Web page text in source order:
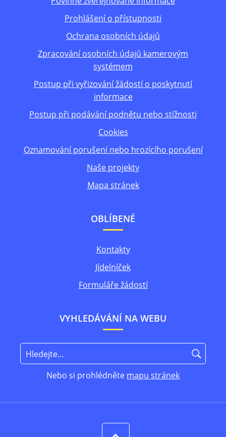
Prohlášení o přístupnosti
Ochrana osobních údajů
Zpracování osobních údajů kamerovým
systémem
Postup při vyřizování žádostí o poskytnutí
informace
Postup při podávání podnětu nebo stížnosti
Cookies
Oznamování porušení nebo hrozícího porušení
Naše projekty
Mapa stránek
OBLÍBENÉ
Kontakty
Jídelníček
Formuláře žádostí
VYHLEDÁVÁNÍ NA WEBU
Nebo si prohlédněte mapu stránek